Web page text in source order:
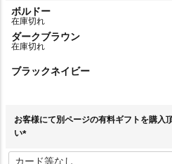
ボルドー
在庫切れ
ダークブラウン
在庫切れ
ブラックネイビー
お客様にて別ページの有料ギフトを購入
い
必